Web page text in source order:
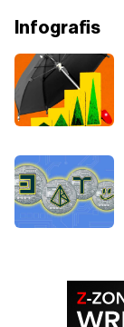
Infografis